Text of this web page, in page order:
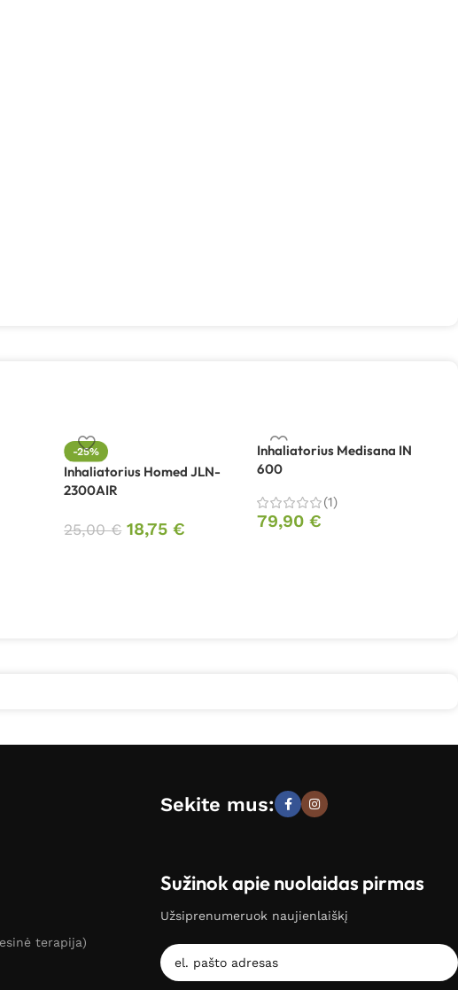
-25%
Inhaliatorius Homed JLN-
2300AIR
25,00€ 18,75€
Inhaliatorius Medisana IN
600
(1)
79,90 €
terapija)
Sekite mus:
Sužinok apie nuolaidas pirmas
Užsiprenumeruok naujienlaiškį